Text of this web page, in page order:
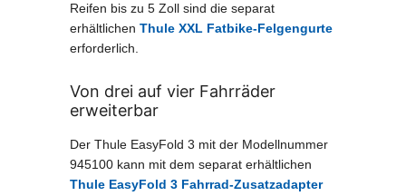
Reifen bis zu 5 Zoll sind die separat
erhältlichen Thule XXL Fatbike-Felgengurte
erforderlich.
Von drei auf vier Fahrräder
erweiterbar
Der Thule EasyFold 3 mit der Modellnummer
945100 kann mit dem separat erhältlichen
Thule EasyFold 3 Fahrrad-Zusatzadapter